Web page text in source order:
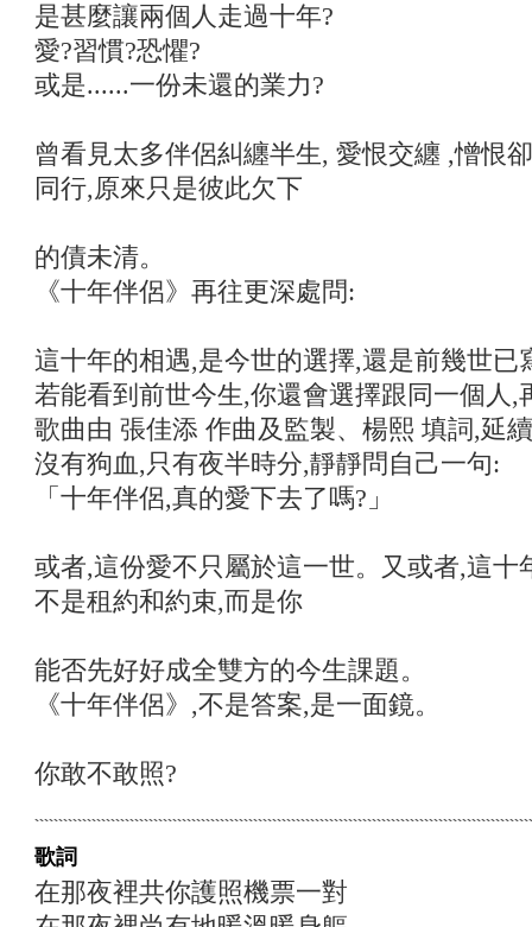
是甚麼讓兩個人走過十年?
愛?習慣?恐懼?
或是......一份未還的業力?
曾看見太多伴侶糾纏半生, 愛恨交纏 ,憎恨
同行,原來只是彼此欠下
的債未清。
《十年伴侶》再往更深處問:
這十年的相遇,是今世的選擇,還是前幾世已
若能看到前世今生,你還會選擇跟同一個人,
歌曲由 張佳添 作曲及監製、楊熙 填詞,延
沒有狗血,只有夜半時分,靜靜問自己一句:
「十年伴侶,真的愛下去了嗎?」
或者,這份愛不只屬於這一世。又或者,這十
不是租約和約束,而是你
能否先好好成全雙方的今生課題。
《十年伴侶》,不是答案,是一面鏡。
你敢不敢照?
歌詞
在那夜裡共你護照機票一對